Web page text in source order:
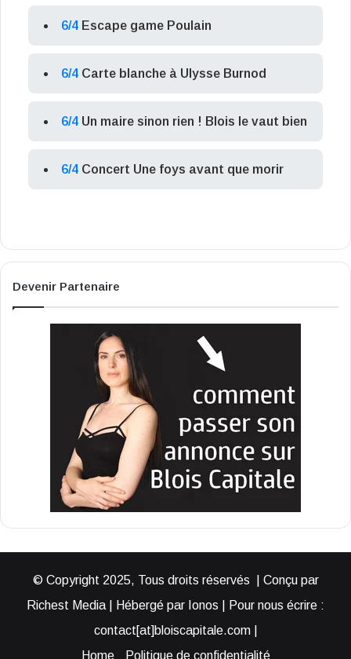
6/4 Escape game Poulain
6/4 Carte blanche à Ulysse Burnod
6/4 Un maire sinon rien ! Blois le vaut bien
6/4 Concert Une foys avant que morir
Devenir Partenaire
© Copyright 2025, Tous droits réservés | Conçu par
Richest Media | Hébergé par Ionos | Pour nous écrire :
contact[at]bloiscapitale.com |
Home
Politique de confidentialité